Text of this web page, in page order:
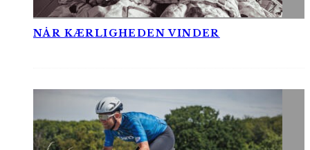
NÅR KÆRLIGHEDEN VINDER